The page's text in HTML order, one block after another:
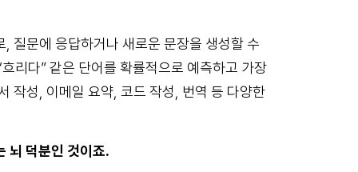
질문에 응답하거나 새로운 문장을 생성할 수
리다” 같은 단어를 확률적으로 예측하고 가장
작성, 이메일 요약, 코드 작성, 번역 등 다양한
뇌 덕분인 것이죠.